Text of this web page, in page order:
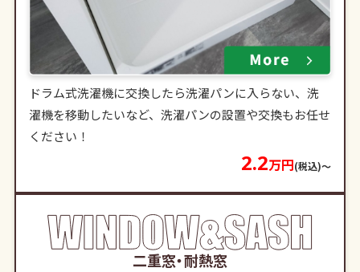
ドラム式洗濯機に交換したら洗濯パンに入らない、洗
濯機を移動したいなど、洗濯パンの設置や交換もお任せ
ください！
2.2万円(税込)〜
二重窓・耐熱窓